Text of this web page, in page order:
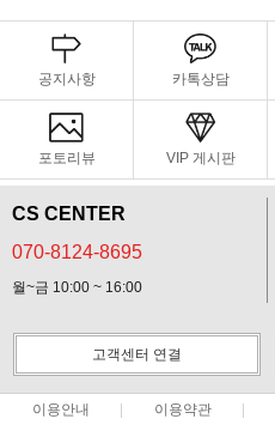
공지사항 카톡상담
포토리뷰 VIP 게시판
CS CENTER
070-8124-8695
월~금 10:00 ~ 16:00
고객센터 연결
이용안내 이용약관